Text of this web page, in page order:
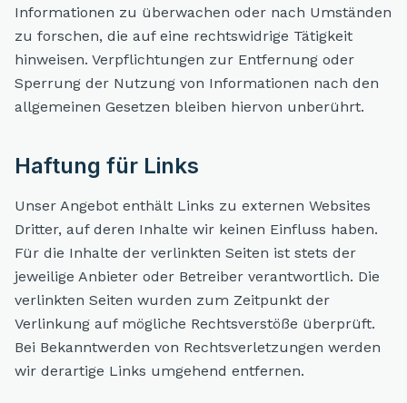
Informationen zu überwachen oder nach Umständen
zu forschen, die auf eine rechtswidrige Tätigkeit
hinweisen. Verpflichtungen zur Entfernung oder
Sperrung der Nutzung von Informationen nach den
allgemeinen Gesetzen bleiben hiervon unberührt.
Haftung für Links
Unser Angebot enthält Links zu externen Websites
Dritter, auf deren Inhalte wir keinen Einfluss haben.
Für die Inhalte der verlinkten Seiten ist stets der
jeweilige Anbieter oder Betreiber verantwortlich. Die
verlinkten Seiten wurden zum Zeitpunkt der
Verlinkung auf mögliche Rechtsverstöße überprüft.
Bei Bekanntwerden von Rechtsverletzungen werden
wir derartige Links umgehend entfernen.